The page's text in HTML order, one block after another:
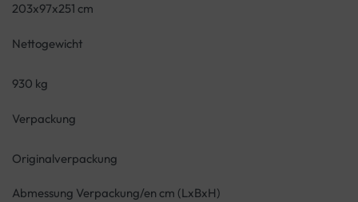
203x97x251 cm
Nettogewicht
930 kg
Verpackung
Originalverpackung
Abmessung Verpackung/en cm (LxBxH)